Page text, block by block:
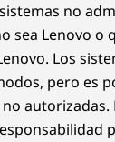
no
sea Lenovo o
Los
pero es
autorizadas.